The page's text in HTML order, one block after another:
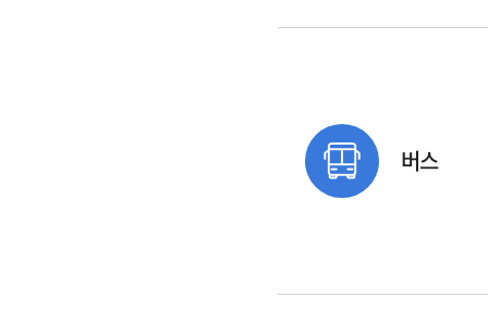
버스